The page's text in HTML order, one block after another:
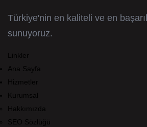
Türkiye'nin en kaliteli ve en
sunuyoruz.
Linkler
Ana Sayfa
Hizmetler
Kurumsal
Hakkımızda
SEO Sözlüğü